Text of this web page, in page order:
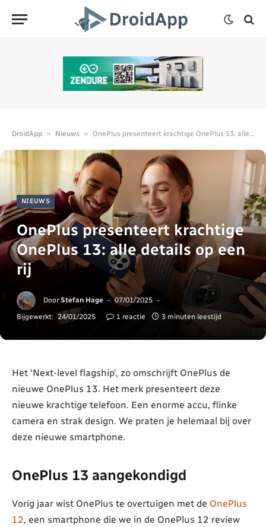
DroidApp » Nieuws » OnePlus presenteert krachtige OnePlus 13: alle details op een rij
NIEUWS
OnePlus presenteert krachtige
OnePlus 13: alle details op een
rij
Door Stefan Hage
07/01/2025
Bijgewerkt: 24/01/2025 1 reactie 3 minuten leestijd
Het ‘Next-level flagship’, zo omschrijft OnePlus de
nieuwe OnePlus 13. Het merk presenteert deze
nieuwe krachtige telefoon. Een enorme accu, flinke
camera en strak design. We praten je helemaal bij over
deze nieuwe smartphone.
OnePlus 13 aangekondigd
Vorig jaar wist OnePlus te overtuigen met de OnePlus
12, een smartphone die we in de OnePlus 12 review